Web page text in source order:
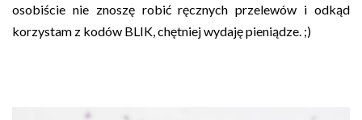
osobiście nie znoszę robić ręcznych przelewów i odkąd
korzystam z kodów BLIK, chętniej wydaję pieniądze. ;)